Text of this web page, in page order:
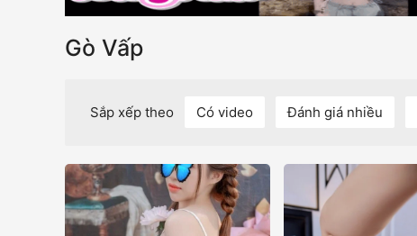
Gò Vấp
Sắp xếp theo Có video Đánh giá nhiều